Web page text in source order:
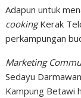
Adapun untuk
cookingKerak
perkampungan
Marketing
Sedayu
Kampung Betawi